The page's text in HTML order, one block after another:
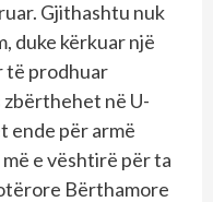
Gjithashtu nuk
duke kërkuar një
të prodhuar
zbërthehet në U-
ende për armë
e vështirë për ta
Bërthamore